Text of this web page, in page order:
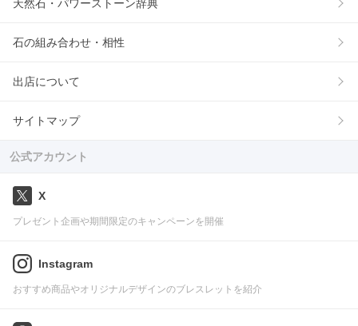
天然石・パワーストーン辞典
石の組み合わせ・相性
出店について
サイトマップ
公式アカウント
X
プレゼント企画や期間限定のキャンペーンを開催
Instagram
おすすめ商品やオリジナルデザインのブレスレットを紹介